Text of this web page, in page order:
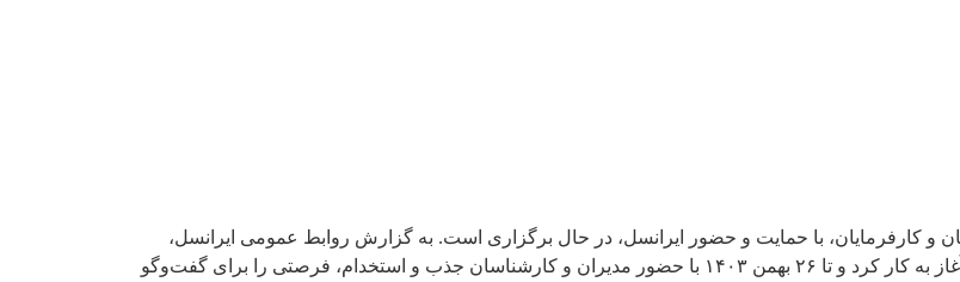
و کارفرمایان، با حمایت و حضور ایرانسل، در حال برگزاری است. به گزارش روابط عمومی ایرانسل،
هفتمین نمایشگاه کار ایران با حمایت ایرانسل، از امروز ۲۴ بهمن‌ماه آغاز به کار کرد و تا ۲۶ بهمن ۱۴۰۳ با حضور مدیران و کارشناسان جذب و استخدام، فرصتی را برای گفت‌وگو